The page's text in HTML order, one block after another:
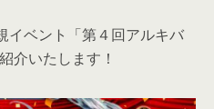
イベント「第４回アルキバ
介いたします！